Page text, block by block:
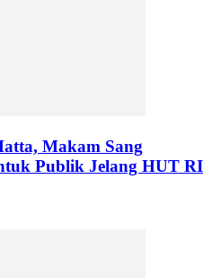
Makam Sang
Publik Jelang HUT RI